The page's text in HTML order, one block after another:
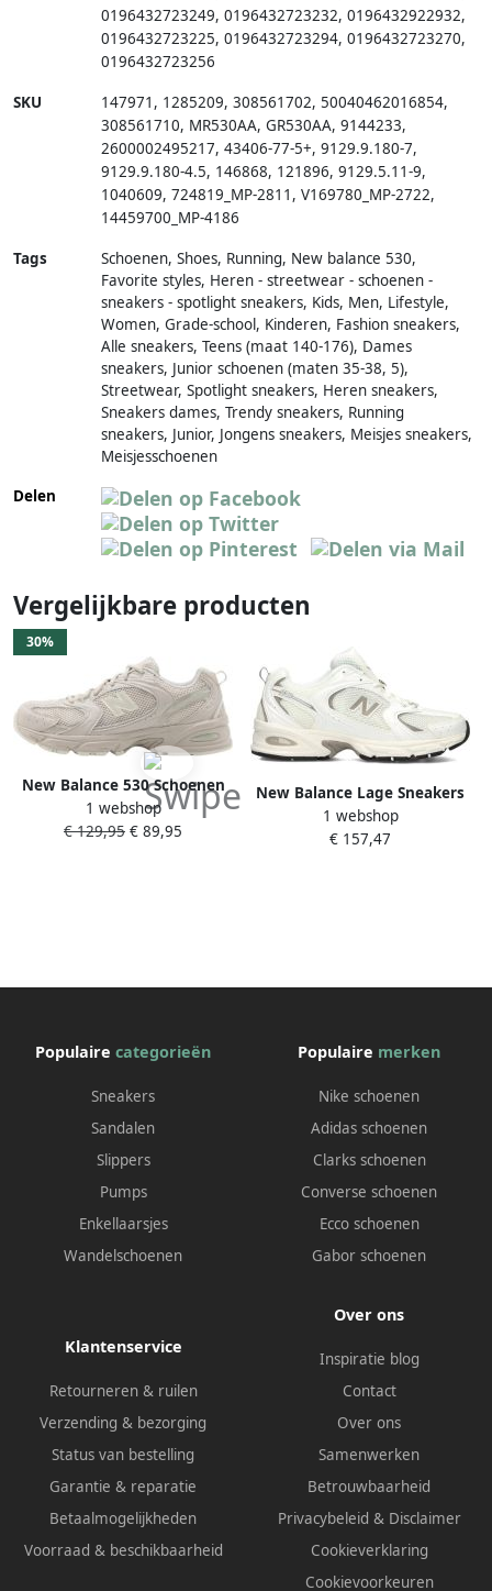
0196432723249, 0196432723232, 0196432922932,
0196432723225, 0196432723294, 0196432723270,
0196432723256
SKU 147971 , 1285209, 308561702, 50040462016854,
308561710, MR530AA, GR530AA, 9144233,
2600002495217, 43406-77-5+, 9129.9.180-7,
9129.9.180-4.5, 146868, 121896, 9129.5.11-9,
1040609, 724819_MP-2811 , V169780_MP-2722,
14459700_MP-4186
Tags
Schoenen, Shoes, Running, New balance 530,
Favorite styles, Heren - streetwear - schoenen -
sneakers - spotlight sneakers, Kids, Men, Lifestyle,
Women, Grade-school, Kinderen, Fashion sneakers,
Alle sneakers, Teens (maat 140-176), Dames
sneakers, Junior schoenen (maten 35-38, 5),
Streetwear, Spotlight sneakers, Heren sneakers,
Sneakers dames, Trendy sneakers, Running
sneakers, Junior, Jongens sneakers, Meisjes sneakers,
Meisjesschoenen
Delen
Vergelijkbare producten
30%
New Balance 530 Schoenen
Beige Maat: 42.5 Textil
Synthetisch Foot Locker
1 webshop
€ 129,95 € 89,95
New Balance Lage Sneakers
Baskets 530 cuir
1 webshop
€ 157,47
Populaire categorieën
Sneakers
Sandalen
Slippers
Pumps
Enkellaarsjes
Wandelschoenen
Populaire merken
Nike schoenen
Adidas schoenen
Clarks schoenen
Converse schoenen
Ecco schoenen
Gabor schoenen
Klantenservice
Retourneren & ruilen
Verzending & bezorging
Status van bestelling
Garantie & reparatie
Betaalmogelijkheden
Voorraad & beschikbaarheid
Over ons
Inspiratie blog
Contact
Over ons
Samenwerken
Betrouwbaarheid
Privacybeleid & Disclaimer
Cookieverklaring
Cookievoorkeuren